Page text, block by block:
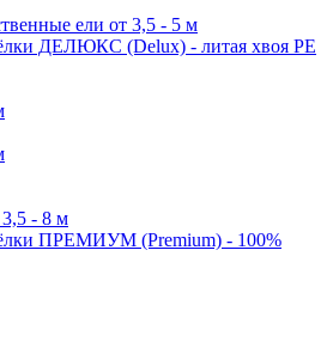
ели от 3,5 - 5 м
ДЕЛЮКС (Delux) - литая хвоя РЕ
- 8 м
ПРЕМИУМ (Premium) - 100%